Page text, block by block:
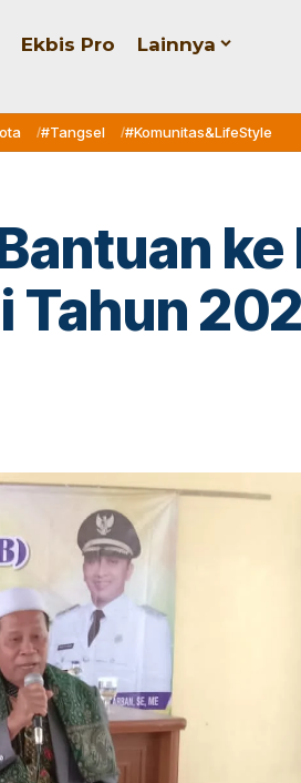
Ekbis Pro Lainnya
#Tangsel #Komunitas&LifeStyle
Tahun